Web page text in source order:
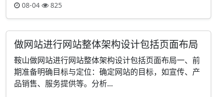
08-04 825
做网站进行网站整体架构设计包括页面布局
鞍山做网站进行网站整体架构设计包括页面布局一、前
期准备明确目标与定位：确定网站的目标，如宣传、产
品销售、服务提供等。分析...